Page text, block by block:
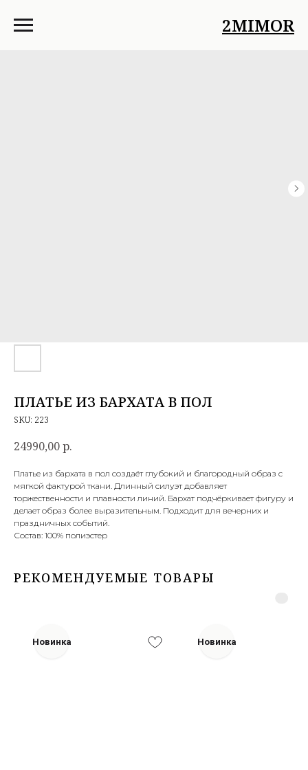
2MIMOR
ПЛАТЬЕ ИЗ БАРХАТА В ПОЛ
SKU: 223
24990,00р.
Платье из бархата в пол создаёт глубокий и благородный образ с
мягкой фактурой ткани. Длинный силуэт добавляет
торжественности и плавности линий. Бархат подчёркивает фигуру и
делает образ более выразительным. Подходит для вечерних и
праздничных событий.
Состав: 100% полиэстер
РЕКОМЕНДУЕМЫЕ ТОВАРЫ
Новинка
Новинка